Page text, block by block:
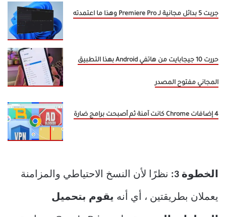
جربت 5 بدائل مجانية لـ Premiere Pro وهذا ما اعتمدته
حررت 10 جيجابايت من هاتفي Android بهذا التطبيق
المجاني مفتوح المصدر
4 إضافات Chrome كانت آمنة ثم أصبحت برامج ضارة
الخطوة 3: نظرًا لأن النسخ الاحتياطي والمزامنة
يعملان بطريقتين ، أي أنه يقوم بتحميل